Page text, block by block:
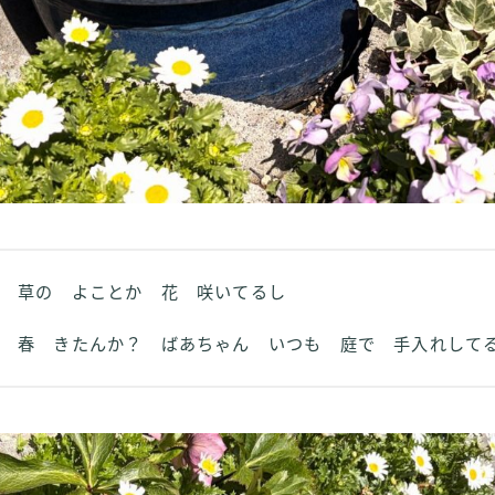
草の よことか 花 咲いてるし
春 きたんか？ ばあちゃん いつも 庭で 手入れして